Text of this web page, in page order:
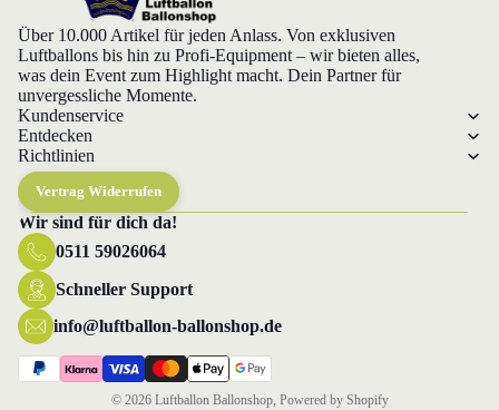
Über 10.000 Artikel für jeden Anlass. Von exklusiven
Luftballons bis hin zu Profi-Equipment – wir bieten alles,
was dein Event zum Highlight macht. Dein Partner für
unvergessliche Momente.
Kundenservice
Entdecken
Richtlinien
Vertrag Widerrufen
Wir sind für dich da!
0511 59026064
Schneller Support
info@luftballon-ballonshop.de
© 2026 Luftballon Ballonshop, Powered by Shopify
Datenschutzerklärung
Widerrufsrecht
AGB
Versand
Impressum